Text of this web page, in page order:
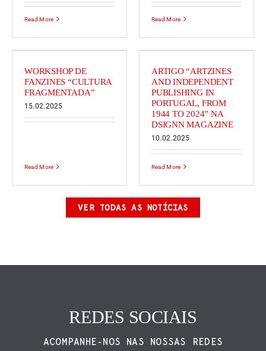
Read More Read More
WORKSHOP DE
FANZINES “CULTURA
FRAGMENTADA”
15.02.2025
Read More
ARTIGO “ARTZINES
AND INDEPENDENT
PUBLISHING IN
PORTUGAL, FROM
1944 TO 2024” NA
DSIGNN MAGAZINE
10.02.2025
Read More
VER TODAS AS NOTÍCIAS
REDES SOCIAIS
ACOMPANHE-NOS NAS NOSSAS REDES